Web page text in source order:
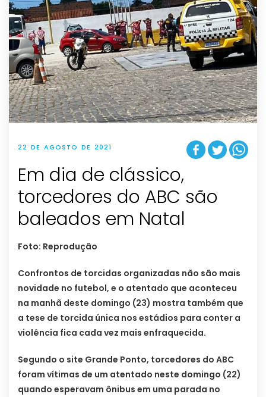
22 DE AGOSTO DE 2021
Em dia de clássico,
torcedores do ABC são
baleados em Natal
Foto: Reprodução
Confrontos de torcidas organizadas não são mais
novidade no futebol, e o atentado que aconteceu
na manhã deste domingo (23) mostra também que
a tese de torcida única nos estádios para conter a
violência fica cada vez mais enfraquecida.
Segundo o site Grande Ponto, torcedores do ABC
foram vítimas de um atentado neste domingo (22)
quando esperavam ônibus em uma parada no